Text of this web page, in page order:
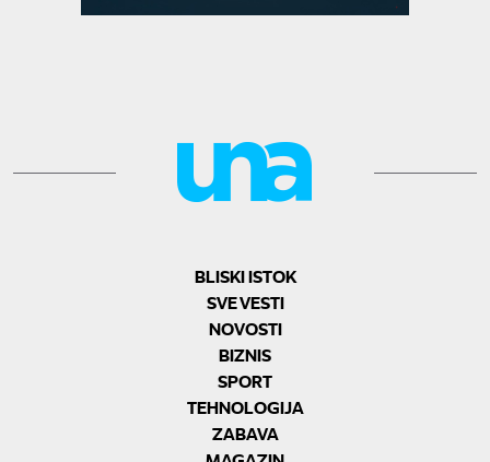
BLISKI ISTOK
SVE VESTI
NOVOSTI
BIZNIS
SPORT
TEHNOLOGIJA
ZABAVA